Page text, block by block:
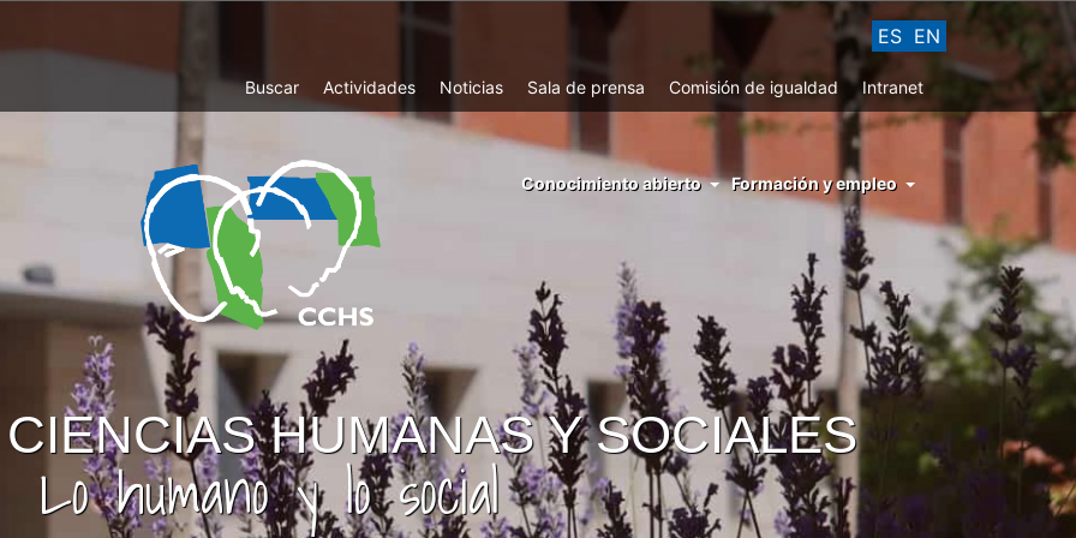
ES EN
Top
Menu
Buscar Actividades Noticias Sala de prensa Comisión de igualdad Intranet
menu
conocimiento
abierto
Conocimiento abierto Formación y empleo
HUMANAS Y SOCIALES
Lo humano y lo social